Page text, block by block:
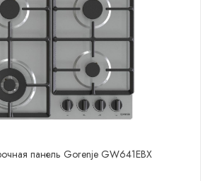
панель Gorenje GW641EBX